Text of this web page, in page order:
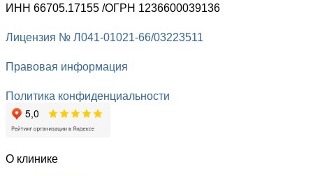
ИНН 66705.17155 /ОГРН 1236600039136
Лицензия № Л041-01021-66/03223511
Правовая информация
Политика конфиденциальности
О клинике